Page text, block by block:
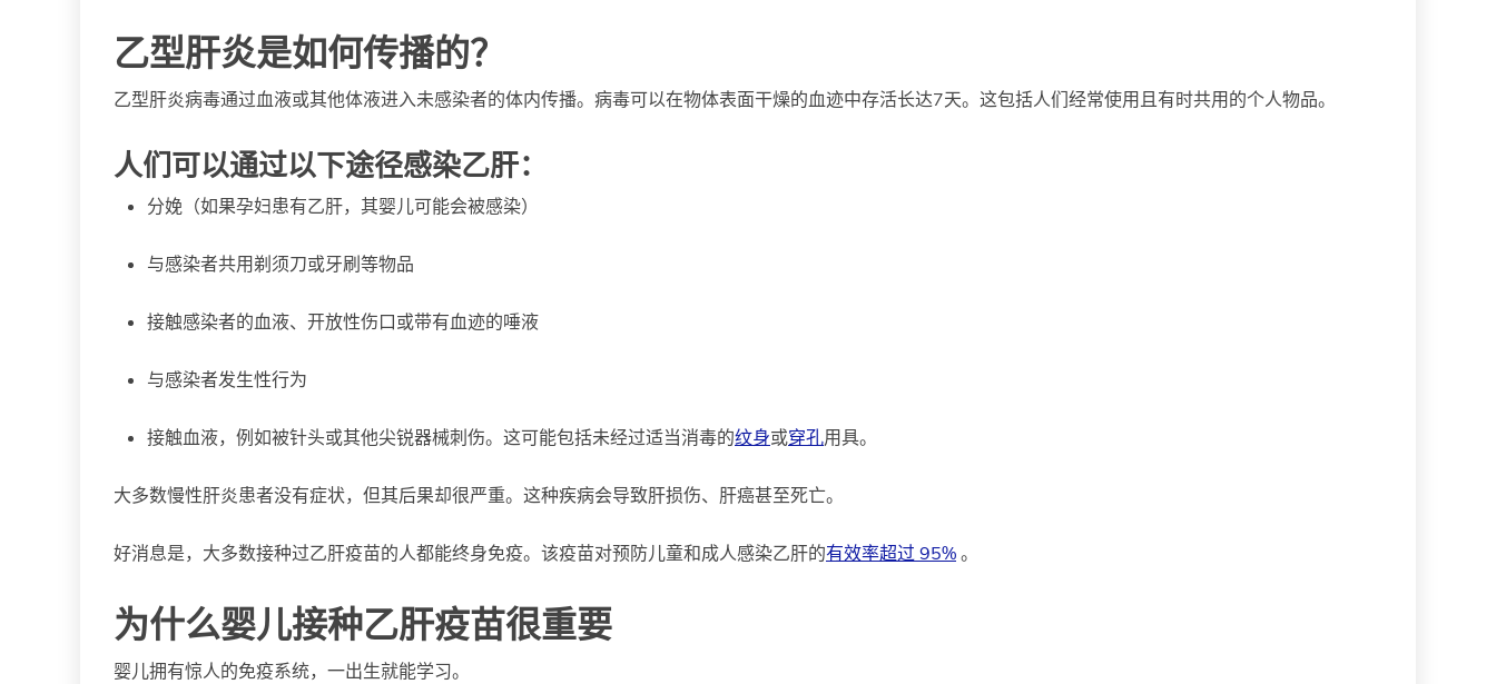
乙型肝炎是如何传播的？
乙型肝炎病毒通过血液或其他体液进入未感染者的体内传播。病毒可以在物体表面干燥的血迹中存活长达7天。这包括人们经常使用且有时共用的个人物品。
人们可以通过以下途径感染乙肝：
分娩（如果孕妇患有乙肝，其婴儿可能会被感染）
与感染者共用剃须刀或牙刷等物品
接触感染者的血液、开放性伤口或带有血迹的唾液
与感染者发生性行为
接触血液，例如被针头或其他尖锐器械刺伤。这可能包括未经过适当消毒的纹身或穿孔用具。
大多数慢性肝炎患者没有症状，但其后果却很严重。这种疾病会导致肝损伤、肝癌甚至死亡。
好消息是，大多数接种过乙肝疫苗的人都能终身免疫。该疫苗对预防儿童和成人感染乙肝的有效率超过 95% 。
为什么婴儿接种乙肝疫苗很重要
婴儿拥有惊人的免疫系统，一出生就能学习。